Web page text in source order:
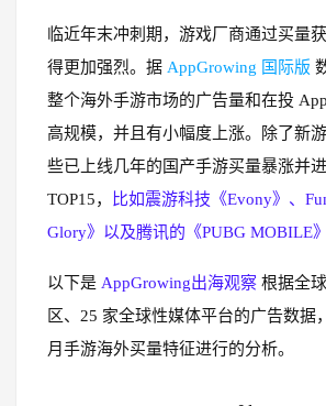
临近年末冲刺期，游戏厂商通过买量
得更加强烈。据 AppGrowing 国际版
整个海外手游市场的广告量和在投
高规模，并且有小幅度上涨。除了新
些已上线几年的国产手游买量暴涨并
TOP15，
比如震游科技《Evony》、
Glory》以及腾讯的《PUBG MOBILE》
以下是 AppGrowing出海观察 根据全
区、25 家全球性媒体平台的广告数据
月手游海外买量特征进行的分析。